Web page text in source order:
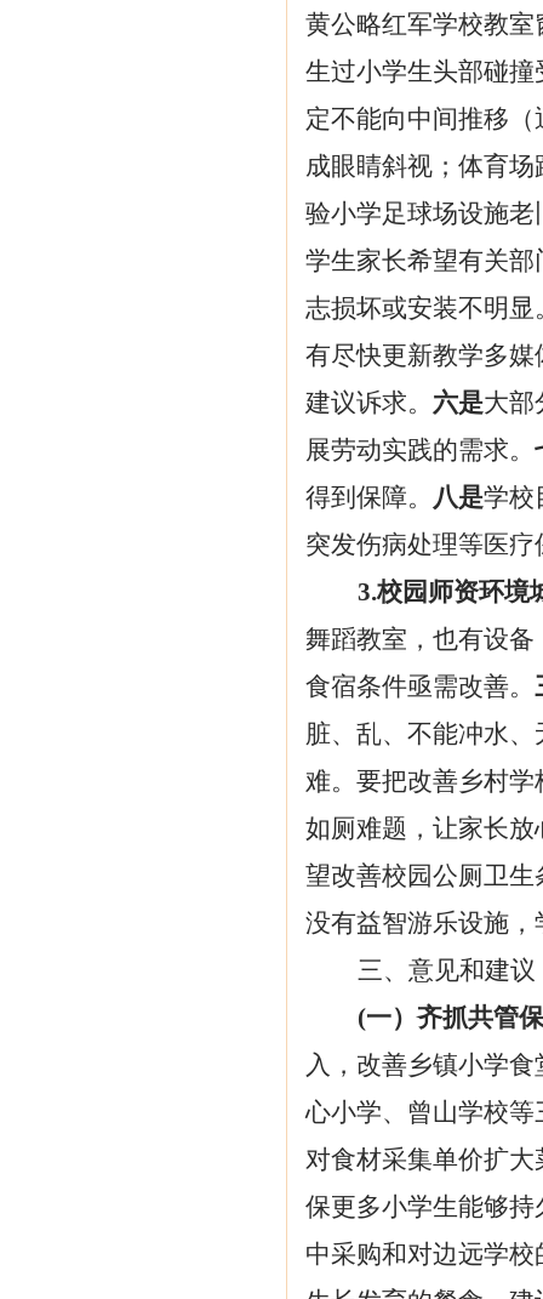
黄公略红军学校教
生过小学生头部碰
定不能向中间推移
成眼睛斜视；体育
验小学足球场设施
学生家长希望有关
志损坏或安装不明显
有尽快更新教学多
建议诉求。 六是大部
展劳动实践的需求。
得到保障。 八是学校
突发伤病处理等医
3.校园师资环境
舞蹈教室，也有设
食宿条件亟需改善。
脏、乱、不能冲水
难。要把改善乡村
如厕难题，让家长
望改善校园公厕卫生
没有益智游乐设施
三、意见和建议
(一）齐抓共管
入，改善乡镇小学
心小学、曾山学校
对食材采集单价扩
保更多小学生能够
中采购和对边远学